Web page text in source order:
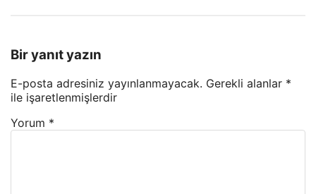
Bir yanıt yazın
E-posta adresiniz yayınlanmayacak. Gerekli alanlar *
ile işaretlenmişlerdir
Yorum *